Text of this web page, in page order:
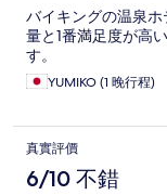
バイキングの温泉ホ
量と1番満足度が高
す。
YUMIKO (1 晚行程)
真實評價
6/10 不錯